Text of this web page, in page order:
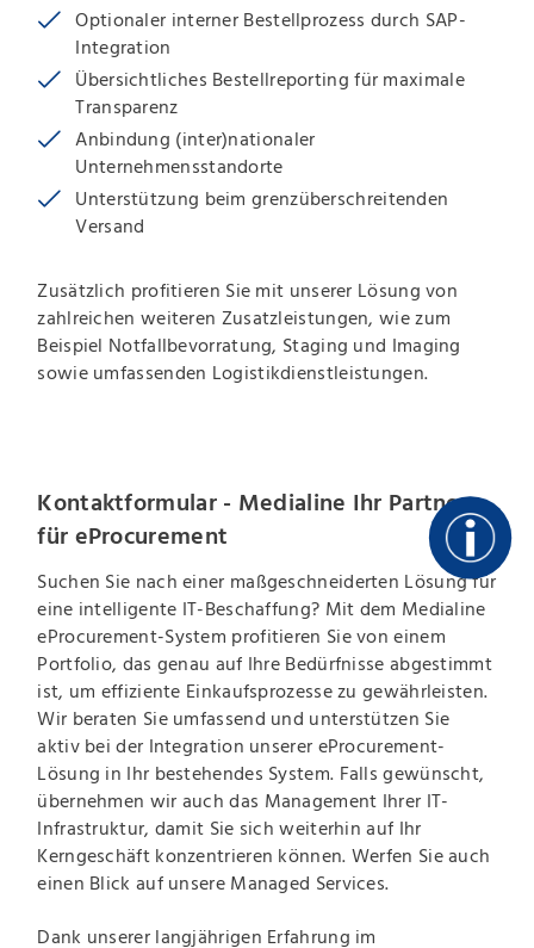
Optionaler interner Bestellprozess durch SAP-
Integration
Übersichtliches Bestellreporting für maximale
Transparenz
Anbindung (inter)nationaler
Unternehmensstandorte
Unterstützung beim grenzüberschreitenden
Versand
Zusätzlich profitieren Sie mit unserer Lösung von
zahlreichen weiteren Zusatzleistungen, wie zum
Beispiel Notfallbevorratung, Staging und Imaging
sowie umfassenden Logistikdienstleistungen.
Kontaktformular - Medialine Ihr Partner
für eProcurement
Suchen Sie nach einer maßgeschneiderten Lösung für
eine intelligente IT-Beschaffung? Mit dem Medialine
eProcurement-System profitieren Sie von einem
Portfolio, das genau auf Ihre Bedürfnisse abgestimmt
ist, um effiziente Einkaufsprozesse zu gewährleisten.
Wir beraten Sie umfassend und unterstützen Sie
aktiv bei der Integration unserer eProcurement-
Lösung in Ihr bestehendes System. Falls gewünscht,
übernehmen wir auch das Management Ihrer IT-
Infrastruktur, damit Sie sich weiterhin auf Ihr
Kerngeschäft konzentrieren können. Werfen Sie auch
einen Blick auf unsere Managed Services.
Dank unserer langjährigen Erfahrung im